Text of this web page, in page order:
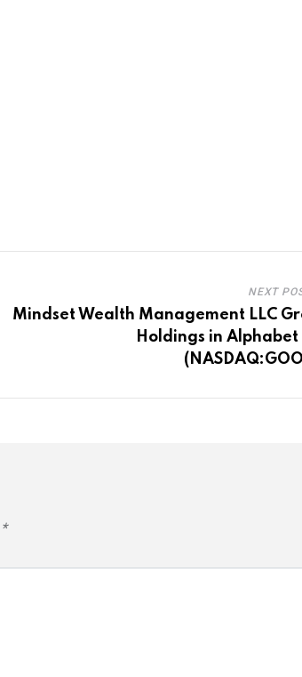
NEXT
Mindset Wealth Management LLC
Holdings in Alphabet
*